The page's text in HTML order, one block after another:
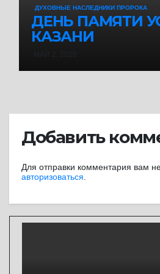
ДУХОВНЫЕ НАСЛЕДНИКИ ПРОРОКА
ДЕНЬ ПАМЯТИ
КАЗАНИ
Добавить
Для отправки комментария вам
авторизоваться